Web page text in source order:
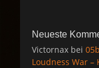
Neueste
Victornax bei
Loudness War –